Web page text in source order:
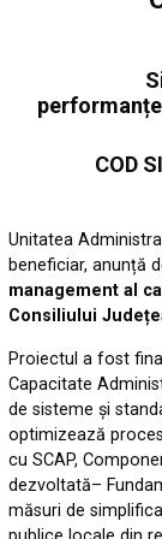
COD
Unitatea
beneficiar, anunță
management al
Consiliului
Proiectul a fost
Capacitate
de sisteme și
optimizează
cu SCAP,
dezvoltată–
măsuri de